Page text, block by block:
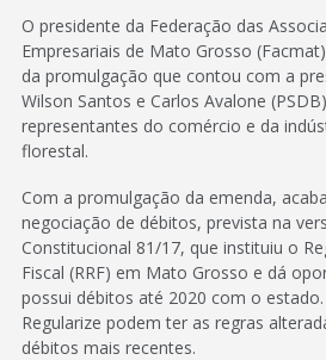
O presidente da Federação das
Empresariais de Mato Grosso
da promulgação que contou com a
Wilson Santos e Carlos Avalone
representantes do comércio e da
florestal.
Com a promulgação da emenda,
negociação de débitos, prevista na
Constitucional 81/17, que instituiu o
Fiscal (RRF) em Mato Grosso e dá
possui débitos até 2020 com o
Regularize podem ter as regras
débitos mais recentes.